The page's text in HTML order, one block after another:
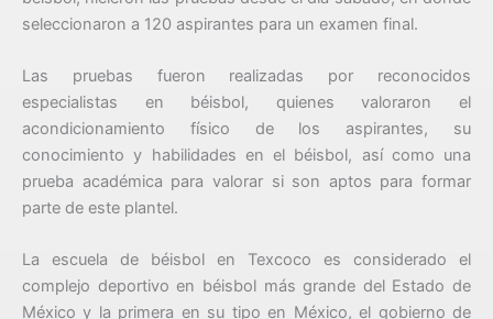
seleccionaron a 120 aspirantes para un examen final.
Las pruebas fueron realizadas por reconocidos
especialistas en béisbol, quienes valoraron el
acondicionamiento físico de los aspirantes, su
conocimiento y habilidades en el béisbol, así como una
prueba académica para valorar si son aptos para formar
parte de este plantel.
La escuela de béisbol en Texcoco es considerado el
complejo deportivo en béisbol más grande del Estado de
México y la primera en su tipo en México, el gobierno de